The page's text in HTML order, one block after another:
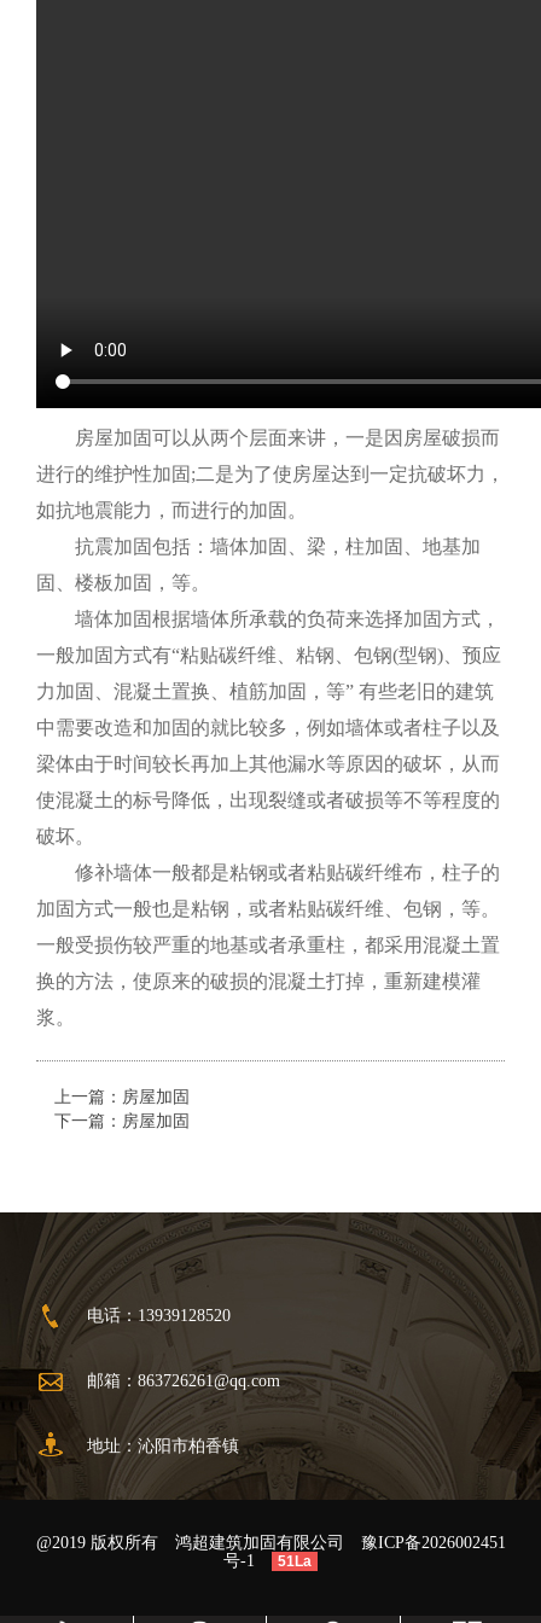
房屋加固可以从两个层面来讲，一是因房屋破损而
进行的维护性加固;二是为了使房屋达到一定抗破坏力，
如抗地震能力，而进行的加固。
抗震加固包括：墙体加固、梁，柱加固、地基加
固、楼板加固，等。
墙体加固根据墙体所承载的负荷来选择加固方式，
一般加固方式有“粘贴碳纤维、粘钢、包钢(型钢)、预应
力加固、混凝土置换、植筋加固，等” 有些老旧的建筑
中需要改造和加固的就比较多，例如墙体或者柱子以及
梁体由于时间较长再加上其他漏水等原因的破坏，从而
使混凝土的标号降低，出现裂缝或者破损等不等程度的
破坏。
修补墙体一般都是粘钢或者粘贴碳纤维布，柱子的
加固方式一般也是粘钢，或者粘贴碳纤维、包钢，等。
一般受损伤较严重的地基或者承重柱，都采用混凝土置
换的方法，使原来的破损的混凝土打掉，重新建模灌
浆。
上一篇： 房屋加固
下一篇： 房屋加固
电话：13939128520
邮箱： 863726261@qq.com
地址：沁阳市柏香镇
@2019 版权所有 鸿超建筑加固有限公司 豫ICP备2026002451
号-1
51La